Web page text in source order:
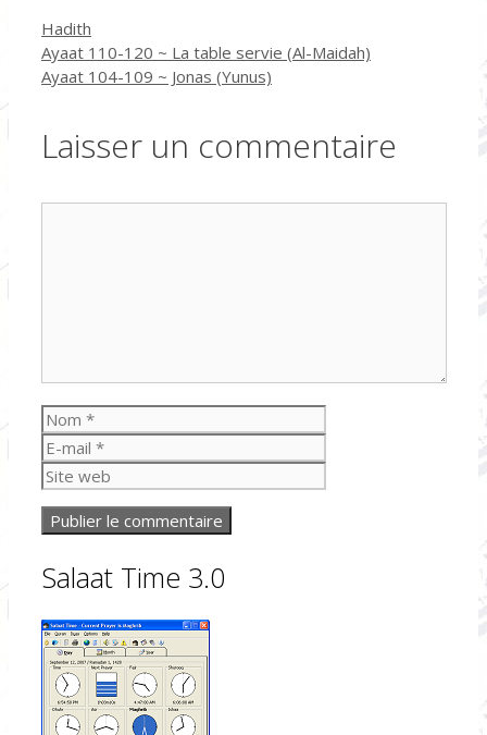
Catégories
Hadith
Ayaat 110-120 ~ La table servie (Al-Maidah)
Ayaat 104-109 ~ Jonas (Yunus)
Laisser un commentaire
Nom
mail
web
Salaat Time 3.0